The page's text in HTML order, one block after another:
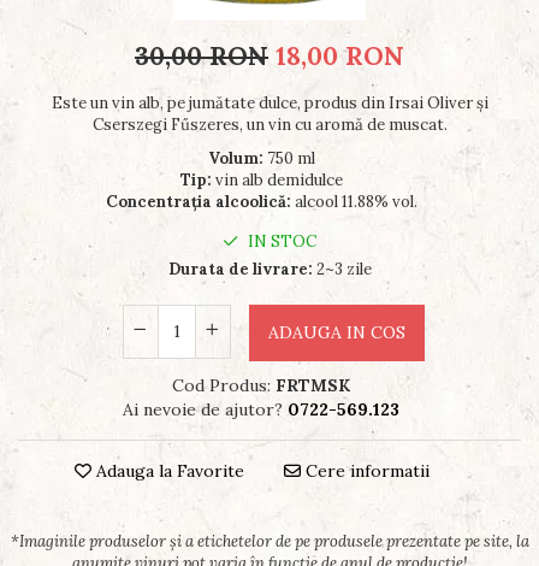
30,00 RON 18,00 RON
Este un vin alb, pe jumătate dulce, produs din Irsai Oliver și
Cserszegi Fűszeres, un vin cu aromă de muscat.
Volum: 750 ml
Tip: vin alb demidulce
Concentraţia alcoolică: alcool 11.88% vol.
IN STOC
Durata de livrare: 2~3 zile
ADAUGA IN COS
Cod Produs: FRTMSK
Ai nevoie de ajutor? 0722-569.123
Adauga la Favorite Cere informatii